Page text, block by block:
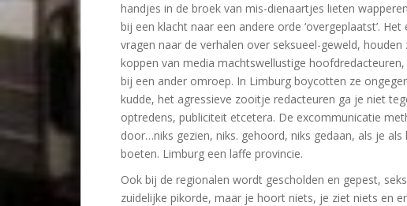
handjes in de broek van mis-dienaartjes lieten
bij een klacht naar een andere orde ‘overgeplaatst’.
vragen naar de verhalen over seksueel-geweld,
koppen van media machtswellustige
bij een ander omroep. In Limburg boycotten ze
kudde, het agressieve zooitje redacteuren ga je niet
optredens, publiciteit etcetera. De excommunicatie
door…niks gezien, niks. gehoord, niks gedaan, als je
boeten. Limburg een laffe provincie.
Ook bij de regionalen wordt gescholden en gepest,
zuidelijke pikorde, maar je hoort niets, je ziet niets en